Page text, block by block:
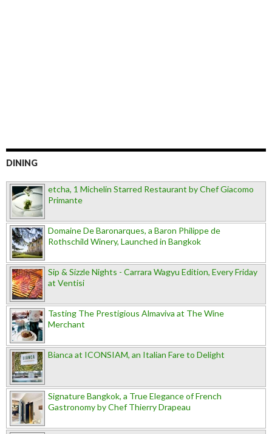
DINING
etcha, 1 Michelin Starred Restaurant by Chef Giacomo
Primante
Domaine De Baronarques, a Baron Philippe de
Rothschild Winery, Launched in Bangkok
Sip & Sizzle Nights - Carrara Wagyu Edition, Every Friday
at Ventisi
Tasting The Prestigious Almaviva at The Wine
Merchant
Bianca at ICONSIAM, an Italian Fare to Delight
Signature Bangkok, a True Elegance of French
Gastronomy by Chef Thierry Drapeau